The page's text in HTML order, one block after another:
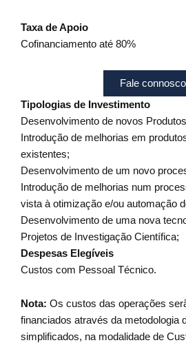
Taxa de Apoio
Cofinanciamento até 80%
Fale
Tipologias de Investimento
Desenvolvimento de novos
Introdução de melhorias em
existentes;
Desenvolvimento de um novo
Introdução de melhorias num
vista à otimização e/ou automação
Desenvolvimento de uma nova
Projetos de Investigação Científica;
Despesas Elegíveis
Custos com Pessoal Técnico.
Nota: Os custos das operações
financiados através da metodologia
simplificados, na modalidade de